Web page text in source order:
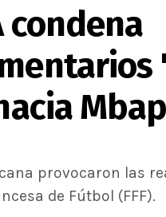
condena
provocaron las
de Fútbol (FFF).